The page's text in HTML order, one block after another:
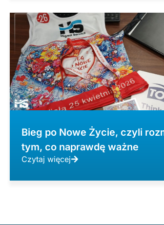
Bieg po Nowe Życie, czyli
tym, co naprawdę ważne
Czytaj więcej